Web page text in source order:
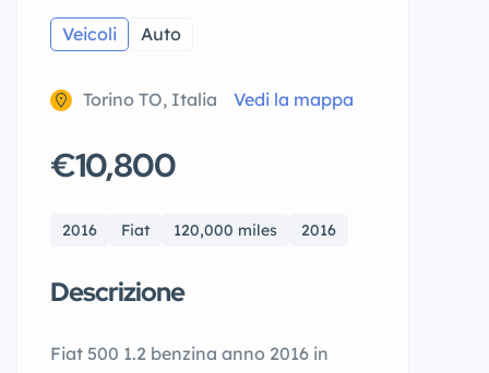
Veicoli Auto
Torino TO, Italia Vedi la mappa
€10,800
2016 Fiat 120,000 miles 2016
Descrizione
Fiat 500 1.2 benzina anno 2016 in